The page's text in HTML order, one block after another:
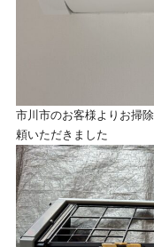
市川市のお客様よりお掃
頼いただきました